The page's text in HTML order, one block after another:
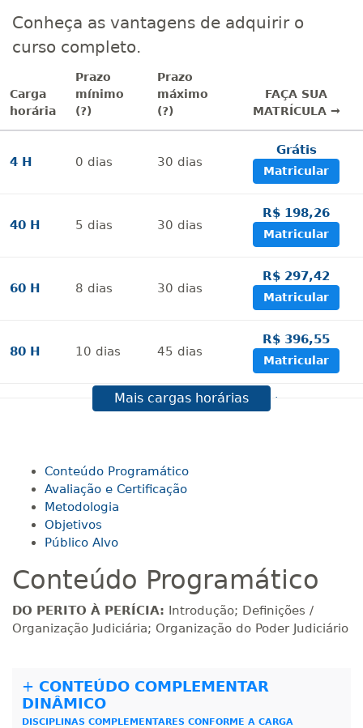
Conheça as vantagens de adquirir o
curso completo.
Carga
horária
Prazo
mínimo
(?)
Prazo
máximo
(?)
FAÇA SUA
MATRÍCULA →
4 H 0 dias 30 dias
Grátis
Matricular
40 H 5 dias 30 dias
R$ 198,26
Matricular
60 H 8 dias 30 dias
R$ 297,42
Matricular
80 H 10 dias 45 dias
R$ 396,55
Matricular
dias 45dias
R$ 495,69
120 H 15dias 60dias
140 H 18 dias
160 H 20 dias 60 dias
R$ 793,10
Matricular
R$ 991,36
Mais cargas horárias
Conteúdo Programático
Avaliação e Certificação
Metodologia
Objetivos
Público Alvo
Conteúdo Programático
DO PERITO À PERÍCIA: Introdução; Definições /
Organização Judiciária; Organização do Poder Judiciário
+ CONTEÚDO COMPLEMENTAR
DINÂMICO
DISCIPLINAS COMPLEMENTARES CONFORME A CARGA